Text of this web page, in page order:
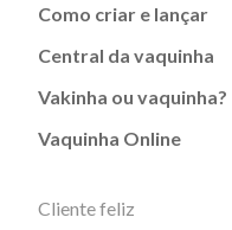
Como criar e lançar
Central da vaquinha
Vakinha ou vaquinha?
Vaquinha Online
Cliente feliz